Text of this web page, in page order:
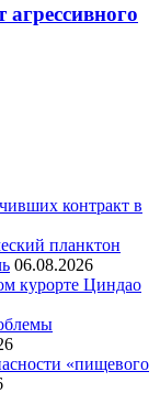
контракт в
планктон
06.08.2026
курорте Циндао
«пищевого